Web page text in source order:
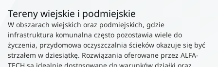
Tereny wiejskie i podmiejskie
W obszarach wiejskich oraz podmiejskich, gdzie
infrastruktura komunalna często pozostawia wiele do
życzenia, przydomowa oczyszczalnia ścieków okazuje się być
strzałem w dziesiątkę. Rozwiązania oferowane przez ALFA-